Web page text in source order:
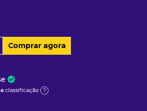
Comprar agora
classificação